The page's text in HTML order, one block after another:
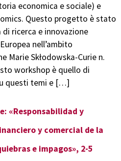
economica e sociale) e
Questo progetto è stato
ricerca e innovazione
nell’ambito
Marie Skłodowska-Curie n.
workshop è quello di
questi temi e […]
«Responsabilidad y
y comercial de la
e impagos», 2-5